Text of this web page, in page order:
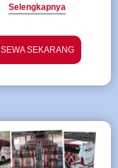
Selengkapnya
SEWA SEKARANG